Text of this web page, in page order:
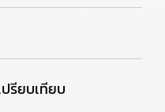
ปรียบเทียบ